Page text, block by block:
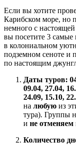
Если вы хотите
Карибском море, но
немного с
вы посетите 3
в колониальном
подземном сеноте и
по настоящим
Даты туров:
09.04, 27.04,
24.09, 15.10,
на любую из
тура). Группы
и не отменяем
Количество